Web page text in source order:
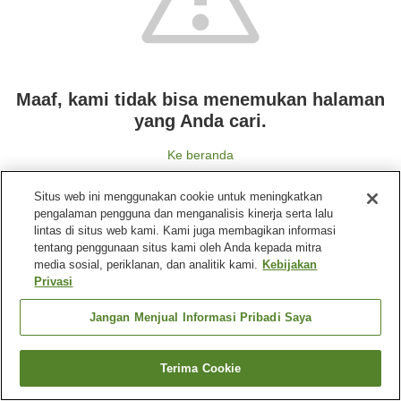
Maaf, kami tidak bisa menemukan halaman
yang Anda cari.
Ke beranda
Situs web ini menggunakan cookie untuk meningkatkan
pengalaman pengguna dan menganalisis kinerja serta lalu
lintas di situs web kami. Kami juga membagikan informasi
tentang penggunaan situs kami oleh Anda kepada mitra
media sosial, periklanan, dan analitik kami. Kebijakan
Privasi
Jangan Menjual Informasi Pribadi Saya
Terima Cookie